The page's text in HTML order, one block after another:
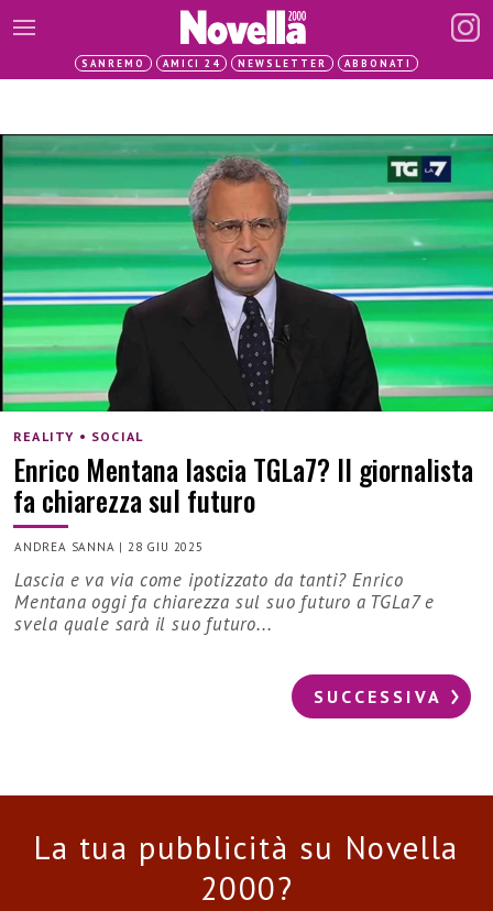
SANREMO AMICI 24 NEWSLETTER ABBONATI
REALITY • SOCIAL
Enrico Mentana lascia TGLa7? Il giornalista
fa chiarezza sul futuro
ANDREA SANNA |28 GIU 2025
Lascia e va via come ipotizzato da tanti? Enrico
Mentana oggi fa chiarezza sul suo futuro a TGLa7 e
svela quale sarà il suo futuro...
SUCCESSIVA
La tua pubblicità su Novella
2000?